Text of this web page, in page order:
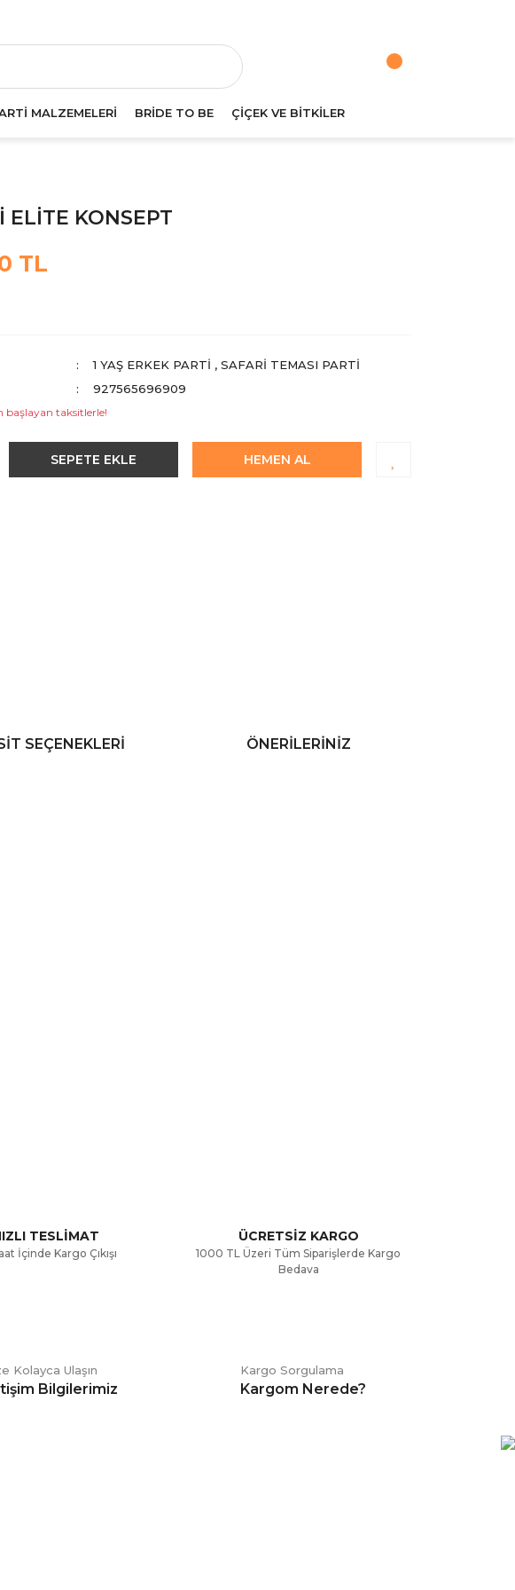
MALZEMELERİ BRİDE TO BE ÇİÇEK VE BİTKİLER
ELİTE KONSEPT
TL
1 YAŞ ERKEK PARTI , SAFARI TEMASI PARTI
927565696909
başlayan taksitlerle!
SEPETE EKLE HEMEN AL
SEÇENEKLERI ÖNERILERINIZ
TESLİMAT
İçinde Kargo Çıkışı
ÜCRETSİZ KARGO
1000 TL Üzeri Tüm Siparişlerde Kargo
Bedava
Kolayca Ulaşın
Bilgilerimiz
Kargo Sorgulama
Kargom Nerede?